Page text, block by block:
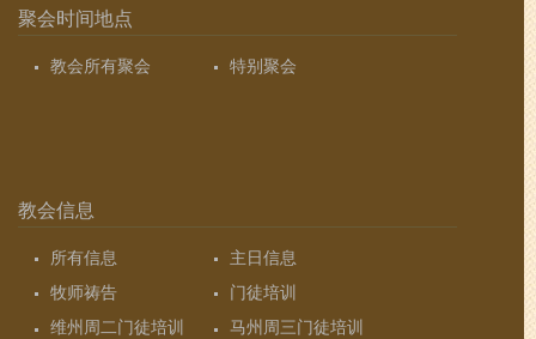
聚会时间地点
教会所有聚会 特别聚会
教会信息
所有信息
主日信息
牧师祷告
门徒培训
维州周二门徒培训
马州周三门徒培训